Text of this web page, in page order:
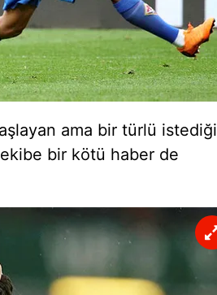
ama bir türlü istediği
ekibe bir kötü haber de